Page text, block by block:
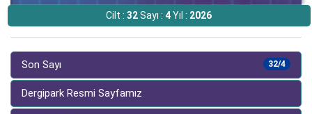
Cilt :32Sayı :4Yıl : 2026
32/4
Son Sayı
Dergipark Resmi Sayfamız